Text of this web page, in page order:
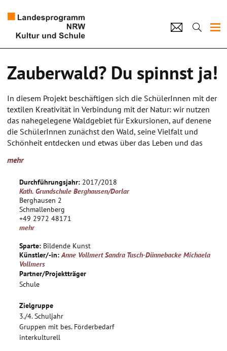
Künstlerpool
Schulen
Kultur und Schule
Zauberwald? Du spinnst ja!
In diesem Projekt beschäftigen sich die SchülerInnen mit der
textilen Kreativität in Verbindung mit der Natur: wir nutzen
das nahegelegene Waldgebiet für Exkursionen, auf denene
die SchülerInnen zunächst den Wald, seine Vielfalt und
Schönheit entdecken und etwas über das Leben und das
Ein Streifzug durch die Welt der Märchen und Farbeln in
Phantasien an. In ausgedienten und abgestorbenen
Holzfundstücken, die die SchülerInnen gesammelt haben,
entdecken sie zauberhafte Wesen und erwecken sie durch
Umgestaltung mit Hilfe von textilem Material zu ganz neuem
Leben. Dabei kommen verschiedene handwerkliche
Fertigkeiten zum Einsatz. Nach und nach wächst ein
Zauberwald mit skurrilen Pflanze, Tieren und
geheimnisvollen Wesen.
Begleitend dazu wird ein textiles Zauberwaldbuch und ein
textiles Wald-Wand-Bild entstehen.
Dieses Projekt wird von drei Künstlerinnen geleitet:
A. Vollmert: Weben, Filzen und Spinnen
S. Tusch-Dünnebacke: Objektkunst
M. Vollmers: textiles Arbeiten, Malerei und Gestaltung
mehr
Durchführungsjahr: 2017/2018
Kath. Grundschule Berghausen/Dorlar
Berghausen 2
Schmallenberg
+49 2972 48171
mehr
Sparte: Bildende Kunst
Künstler/-in: Anne Vollmert Sandra Tusch-Dünnebacke Michaela
Vollmers
Partner/Projektträger
Schule
Zielgruppe
3./4. Schuljahr
Gruppen mit bes. Förderbedarf
interkulturell